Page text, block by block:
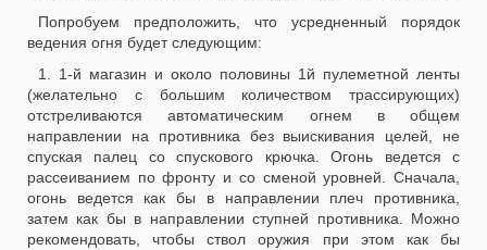
Попробуем предположить, что усредненный порядок
ведения огня будет следующим:
1. 1-й магазин и около половины 1й пулеметной ленты
(желательно с большим количеством трассирующих)
отстреливаются автоматическим огнем в общем
направлении на противника без выискивания целей, не
спуская палец со спускового крючка. Огонь ведется с
рассеиванием по фронту и со сменой уровней. Сначала,
огонь ведется как бы в направлении плеч противника,
затем как бы в направлении ступней противника. Можно
рекомендовать, чтобы ствол оружия при этом как бы